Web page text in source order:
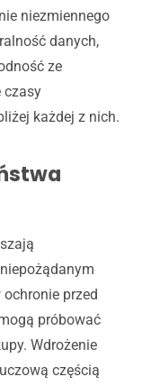
niezmiennego
danych,
ze
czasy
każdej z nich.
przed
próbować
Wdrożenie
częścią